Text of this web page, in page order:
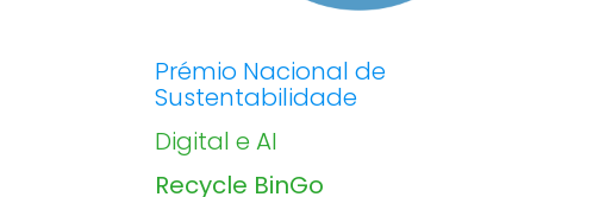
Prémio Nacional de
Sustentabilidade
Digital e AI
Recycle BinGo